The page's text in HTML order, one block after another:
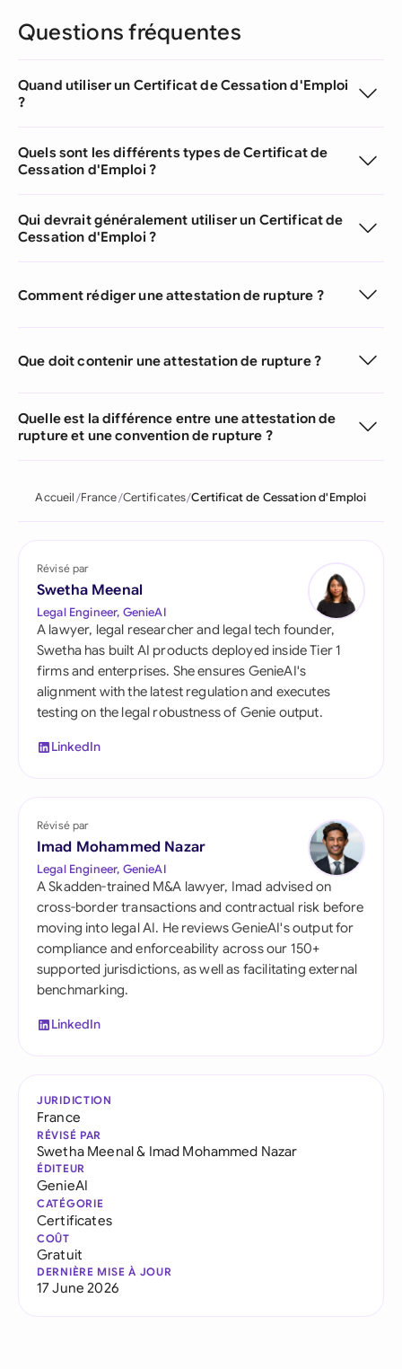
Questions fréquentes
Quand utiliser un Certificat de Cessation d'Emploi
?
Quels sont les différents types de Certificat de
Cessation d'Emploi ?
Qui devrait généralement utiliser un Certificat de
Cessation d'Emploi ?
Comment rédiger une attestation de rupture ?
Que doit contenir une attestation de rupture ?
Quelle est la différence entre une attestation de
rupture et une convention de rupture ?
Accueil France Certificates Certificat de Cessation d'Emploi
Révisé par
Swetha Meenal
Legal Engineer, GenieAI
A lawyer, legal researcher and legal tech founder,
Swetha has built AI products deployed inside Tier 1
firms and enterprises. She ensures GenieAI's
alignment with the latest regulation and executes
testing on the legal robustness of Genie output.
LinkedIn
Révisé par
Imad Mohammed Nazar
Legal Engineer, GenieAI
A Skadden-trained M&A lawyer, Imad advised on
cross-border transactions and contractual risk before
moving into legal AI. He reviews GenieAI's output for
compliance and enforceability across our 150+
supported jurisdictions, as well as facilitating external
benchmarking.
LinkedIn
JURIDICTION
France
RÉVISÉ PAR
Swetha Meenal& Imad Mohammed Nazar
ÉDITEUR
GenieAI
CATÉGORIE
Certificates
COÛT
Gratuit
DERNIÈRE MISE À JOUR
17 June 2026